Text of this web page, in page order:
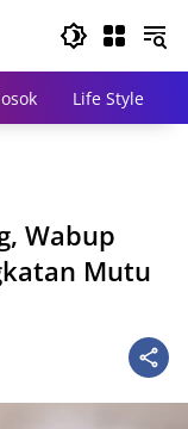
Life Style
Wabup
Mutu